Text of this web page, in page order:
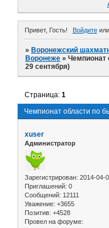
Привет, Гость! Войдитеили
»Воронежский
Воронеже »Чемпионат
29 сентября)
Чемпионат области по
Страница:1
xuser
Администратор
Зарегистрирован: 2014-04-
Приглашений: 0
Сообщений: 12111
Уважение: +3655
Позитив: +4528
Провел на форуме: